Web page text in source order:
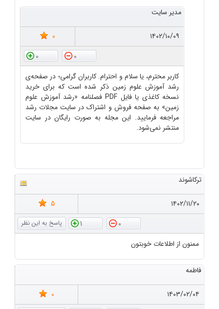
مدیر سایت
۱۴۰۲/۱۰/۰۹
0
0
0
کاربر محترم، یا سلام و احترام. کاربران گرامی؛ در صفحه‌ی
رشد آموزش علوم زمین ذکر شده است که برای خرید
نسخه کاغذی یا فایل PDF فصلنامه «رشد آموزش علوم
زمین» به صفحه فروش و اشتراک در سایت مجلات رشد
مراجعه فرمایید. این مجله به صورت رایگان در سایت
منتشر نمی‌شود.
ترکاشوند
۱۴۰۲/۱۱/۲۰
5
0
1
ممنون از اطلاعات خوبتون
فاطمه
۱۴۰۳/۰۲/۰۴ 0